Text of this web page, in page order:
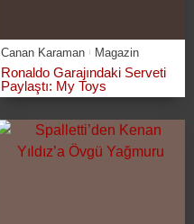
Canan Karaman Magazin
Ronaldo Garajındaki Serveti
Paylaştı: My Toys